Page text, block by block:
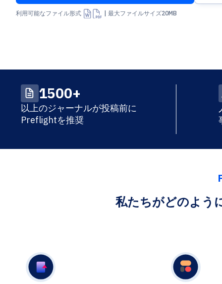
利用可能なファイル形式 | 最大ファイルサイズ20MB
1500+
以上のジャーナルが投稿前に
Preflightを推奨
私たちがどのよう